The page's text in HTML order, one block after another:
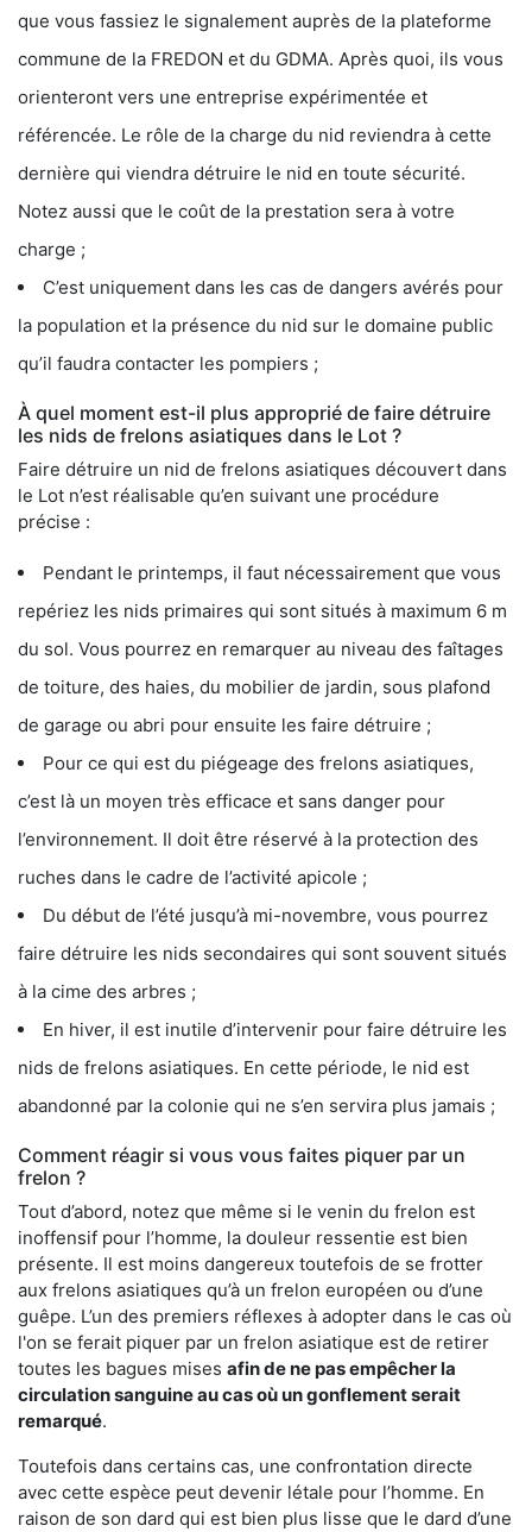
que vous fassiez le signalement auprès de la plateforme
commune de la FREDON et du GDMA. Après quoi, ils vous
orienteront vers une entreprise expérimentée et
référencée. Le rôle de la charge du nid reviendra à cette
dernière qui viendra détruire le nid en toute sécurité.
Notez aussi que le coût de la prestation sera à votre
charge ;
C’est uniquement dans les cas de dangers avérés pour
la population et la présence du nid sur le domaine public
qu’il faudra contacter les pompiers ;
À quel moment est-il plus approprié de faire détruire
les nids de frelons asiatiques dans le Lot ?
Faire détruire un nid de frelons asiatiques découvert dans
le Lot n’est réalisable qu’en suivant une procédure
précise :
Pendant le printemps, il faut nécessairement que vous
repériez les nids primaires qui sont situés à maximum 6 m
du sol. Vous pourrez en remarquer au niveau des faîtages
de toiture, des haies, du mobilier de jardin, sous plafond
de garage ou abri pour ensuite les faire détruire ;
Pour ce qui est du piégeage des frelons asiatiques,
c’est là un moyen très efficace et sans danger pour
l’environnement. Il doit être réservé à la protection des
ruches dans le cadre de l’activité apicole ;
Du début de l’été jusqu’à mi-novembre, vous pourrez
faire détruire les nids secondaires qui sont souvent situés
à la cime des arbres ;
En hiver, il est inutile d’intervenir pour faire détruire les
nids de frelons asiatiques. En cette période, le nid est
abandonné par la colonie qui ne s’en servira plus jamais ;
Comment réagir si vous vous faites piquer par un
frelon ?
Tout d’abord, notez que même si le venin du frelon est
inoffensif pour l’homme, la douleur ressentie est bien
présente. Il est moins dangereux toutefois de se frotter
aux frelons asiatiques qu’à un frelon européen ou d’une
guêpe. L’un des premiers réflexes à adopter dans le cas où
l'on se ferait piquer par un frelon asiatique est de retirer
toutes les bagues mises afin de ne pas empêcher la
circulation sanguine au cas où un gonflement serait
remarqué.
Toutefois dans certains cas, une confrontation directe
avec cette espèce peut devenir létale pour l’homme. En
raison de son dard qui est bien plus lisse que le dard d’une